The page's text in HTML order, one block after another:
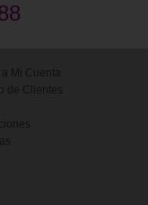
a Mi Cuenta
de Clientes